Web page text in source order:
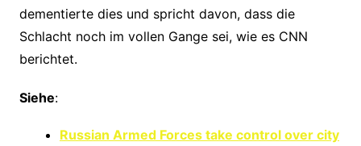
dementierte dies und spricht davon, dass die
Schlacht noch im vollen Gange sei, wie es CNN
berichtet.
Siehe:
Russian Armed Forces take control over city